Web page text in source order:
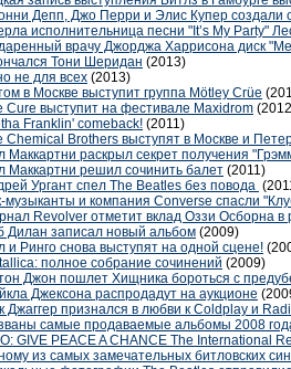
Депп, Джо Перри и Элис Купер создали
исполнительница песни "It’s My Party"
врачу Джорджа Харрисона диск
Тони Шеридан (2013)
не для всех (2013)
в Москве выступит группа Mötley Crüe
Cure выступит на фестивале Maxidrom
Franklin' comeback! (2011)
Chemical Brothers выступят в Москве и
Маккартни раскрыл секрет получения
Маккартни решил сочинить балет (2011)
Ургант спел The Beatles без повода
музыканты и компания Converse спасли
Revolver отметит вклад Оззи Осборна в
Дилан записал новый альбом (2009)
и Ринго снова выступят на одной сцене!
полное собрание сочинений (2009)
Джон пошлет Хищника бороться с
Джексона распродадут на аукционе
Джаггер признался в любви к Coldplay и
самые продаваемые альбомы 2008
GIVE PEACE A CHANCE The International
из самых замечательных битловских